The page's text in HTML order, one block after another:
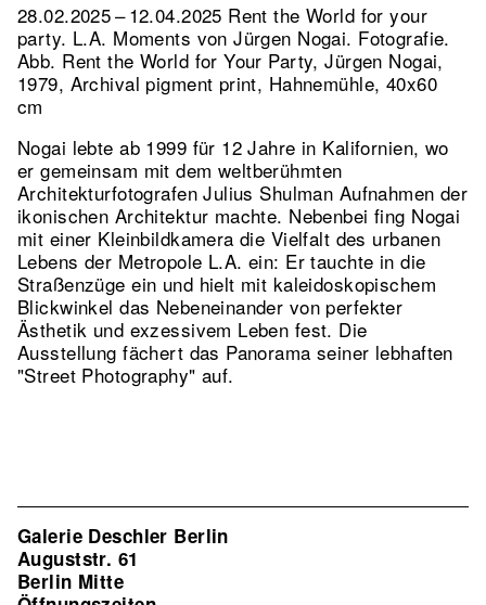
28.02.2025 – 12.04.2025 Rent the World for your
party. L.A. Moments von Jürgen Nogai. Fotografie.
Abb. Rent the World for Your Party, Jürgen Nogai,
1979, Archival pigment print, Hahnemühle, 40x60
cm
Nogai lebte ab 1999 für 12 Jahre in Kalifornien, wo
er gemeinsam mit dem weltberühmten
Architekturfotografen Julius Shulman Aufnahmen der
ikonischen Architektur machte. Nebenbei fing Nogai
mit einer Kleinbildkamera die Vielfalt des urbanen
Lebens der Metropole L.A. ein: Er tauchte in die
Straßenzüge ein und hielt mit kaleidoskopischem
Blickwinkel das Nebeneinander von perfekter
Ästhetik und exzessivem Leben fest. Die
Ausstellung fächert das Panorama seiner lebhaften
"Street Photography" auf.
Galerie Deschler Berlin
Auguststr. 61
Berlin Mitte